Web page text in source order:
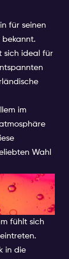
für seinen
bekannt.
sich ideal für
im
Wahl
fühlt sich
in die